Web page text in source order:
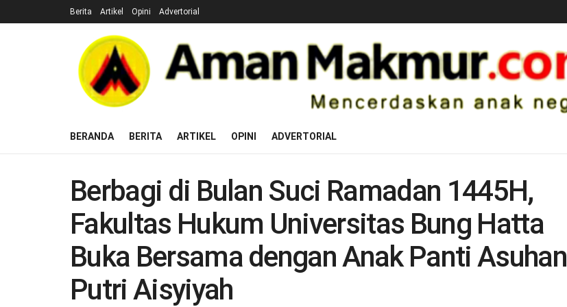
Berita Artikel Opini Advertorial
BERANDA BERITA ARTIKEL OPINI ADVERTORIAL
Berbagi di Bulan Suci Ramadan 1445H,
Fakultas Hukum Universitas Bung Hatta
Buka Bersama dengan Anak Panti Asuhan
Putri Aisyiyah